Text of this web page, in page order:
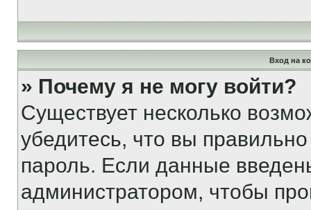
Вход на
» Почему я не могу войти?
Существует несколько
убедитесь, что вы
пароль. Если данные
администратором, чтобы